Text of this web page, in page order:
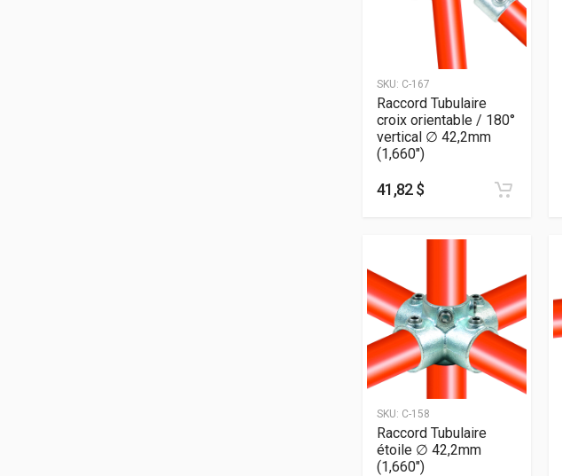
SKU: C-167
Raccord Tubulaire
croix orientable / 180°
vertical ∅ 42,2mm
(1,660″)
41,82 $
SKU: C-158
Raccord Tubulaire
étoile ∅ 42,2mm
(1,660″)